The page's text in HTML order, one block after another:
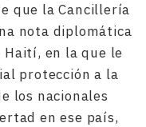
que la Cancillería
nota diplomática
Haití, en la que le
protección a la
los nacionales
en ese país,